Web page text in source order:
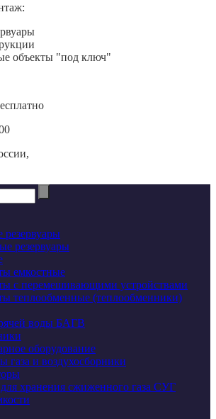
объекты "под ключ"
резервуары
резервуары
емкостные
с перемешивающими устройствами
теплообменные (теплообменники)
воды БАГВ
оборудование
газа и воздухосборники
хранения сжиженного газа СУГ